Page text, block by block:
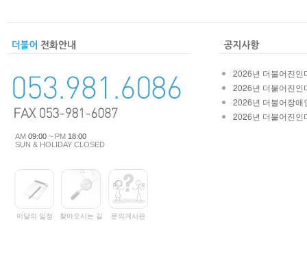
AM 09:00 ~ PM 18:00
SUN & HOLIDAY CLOSED
이달의 일정 찾아오시는 길 문의게시판
2026년 더불어진인
2026년 더불어진인
2026년 더불어장애
2026년 더불어진인